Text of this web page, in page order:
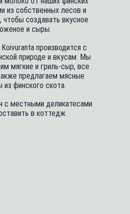
из собственных лесов и
создавать вкусное
и сыры.
производится с
природе и вкусам. Мы
мягкие и гриль-сыр, все
предлагаем мясные
из финского скота.
с местными деликатесами
в коттедж.